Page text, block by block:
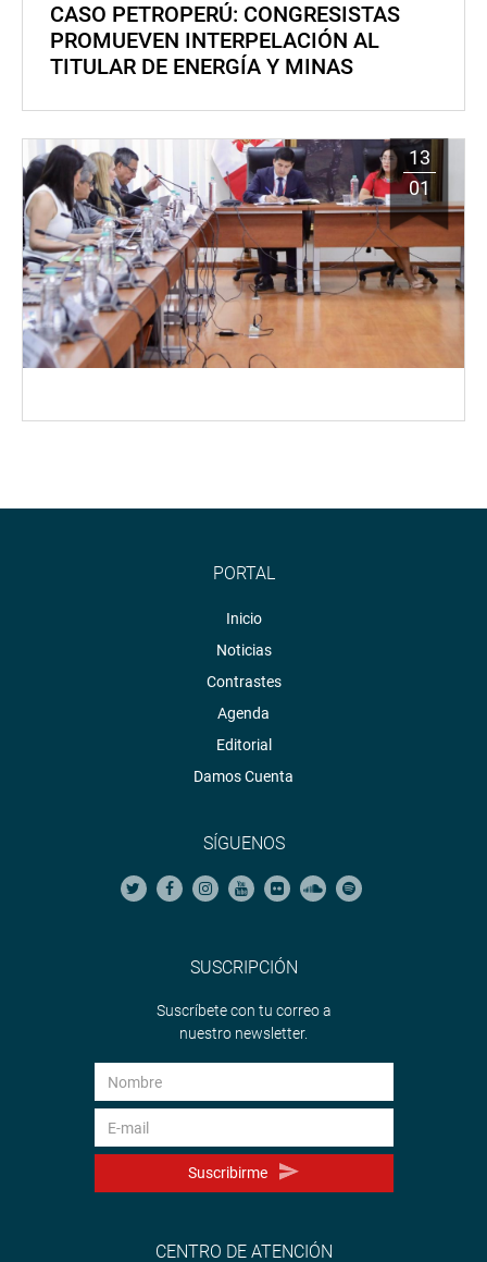
CASO PETROPERÚ: CONGRESISTAS
PROMUEVEN INTERPELACIÓN AL
TITULAR DE ENERGÍA Y MINAS
13
01
PORTAL
Inicio
Noticias
Contrastes
Agenda
Editorial
Damos Cuenta
SÍGUENOS
SUSCRIPCIÓN
Suscríbete con tu correo a
nuestro newsletter.
Suscribirme
CENTRO DE ATENCIÓN